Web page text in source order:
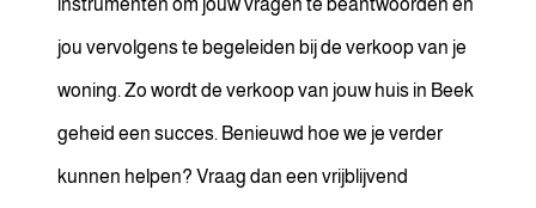
instrumenten om jouw vragen te beantwoorden en
jou vervolgens te begeleiden bij de verkoop van je
woning. Zo wordt de verkoop van jouw huis in Beek
geheid een succes. Benieuwd hoe we je verder
kunnen helpen? Vraag dan een vrijblijvend